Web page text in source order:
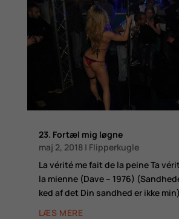
23. Fortæl mig løgne
maj 2, 2018| Flipperkugle
La vérité me fait de la peine Ta
la mienne (Dave – 1976)
ked af det Din sandhed er ikke
LÆS MERE